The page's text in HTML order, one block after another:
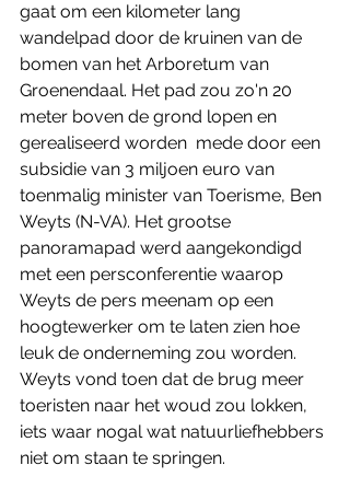
gaat om een kilometer lang
wandelpad door de kruinen van de
bomen van het Arboretum van
Groenendaal. Het pad zou zo'n 20
meter boven de grond lopen en
gerealiseerd worden  mede door een
subsidie van 3 miljoen euro van
toenmalig minister van Toerisme, Ben
Weyts (N-VA). Het grootse
panoramapad werd aangekondigd
met een persconferentie waarop
Weyts de pers meenam op een
hoogtewerker om te laten zien hoe
leuk de onderneming zou worden.
Weyts vond toen dat de brug meer
toeristen naar het woud zou lokken,
iets waar nogal wat natuurliefhebbers
niet om staan te springen.